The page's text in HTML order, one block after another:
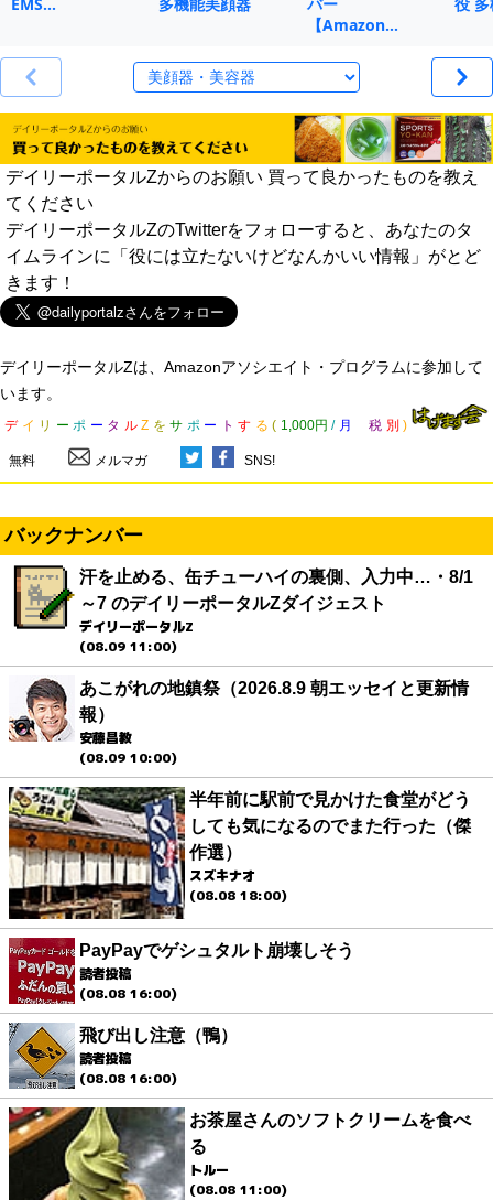
【Amazon…
デイリーポータルZからのお願い 買って良かったものを教え
てください
デイリーポータルZのTwitterをフォローすると、あなたのタ
イムラインに「役には立たないけどなんかいい情報」がとど
きます！
デイリーポータルZは、Amazonアソシエイト・プログラムに参加して
います。
デ イ リ ー ポ ー タ ル Z を サ ポ ー ト す る ( 1,000円 / 月 税 別 )
無料 メルマガ SNS!
バックナンバー
汗を止める、缶チューハイの裏側、入力中…・8/1
～7 のデイリーポータルZダイジェスト
デイリーポータルZ
(08.09 11:00)
あこがれの地鎮祭（2026.8.9 朝エッセイと更新情
報）
安藤昌教
(08.09 10:00)
半年前に駅前で見かけた食堂がどう
しても気になるのでまた行った（傑
作選）
スズキナオ
(08.08 18:00)
PayPayでゲシュタルト崩壊しそう
読者投稿
(08.08 16:00)
飛び出し注意（鴨）
読者投稿
(08.08 16:00)
お茶屋さんのソフトクリームを食べ
る
トルー
(08.08 11:00)